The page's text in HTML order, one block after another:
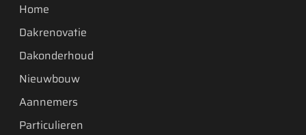
Home
Dakrenovatie
Dakonderhoud
Nieuwbouw
Aannemers
Particulieren